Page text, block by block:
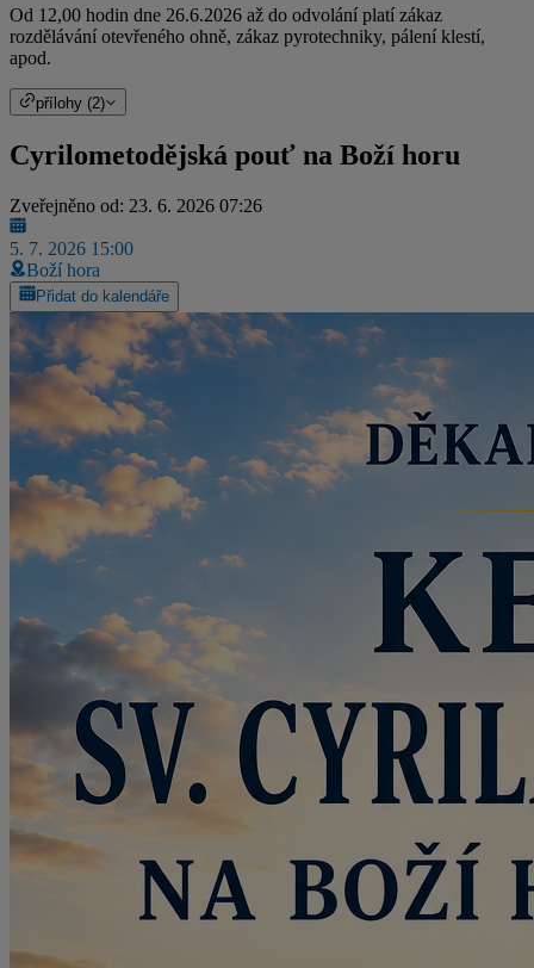
Od 12,00 hodin dne 26.6.2026 až do odvolání platí zákaz
rozdělávání otevřeného ohně, zákaz pyrotechniky, pálení klestí,
apod.
přílohy (2)
Cyrilometodějská pouť na Boží horu
Zveřejněno od: 23. 6. 2026 07:26
5. 7. 2026 15:00
Boží hora
Přidat do kalendáře